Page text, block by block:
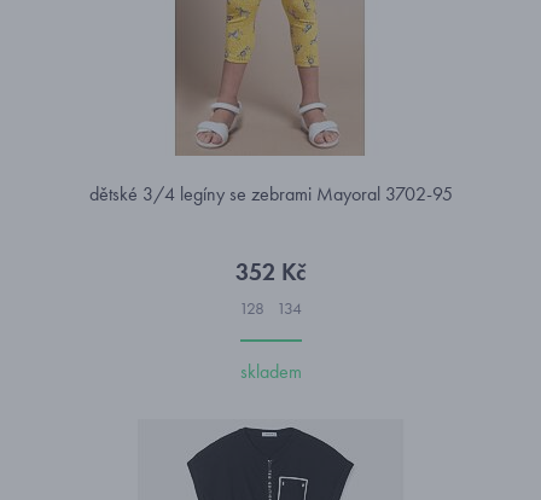
dětské 3/4 legíny se zebrami Mayoral 3702-95
352 Kč
128 134
skladem